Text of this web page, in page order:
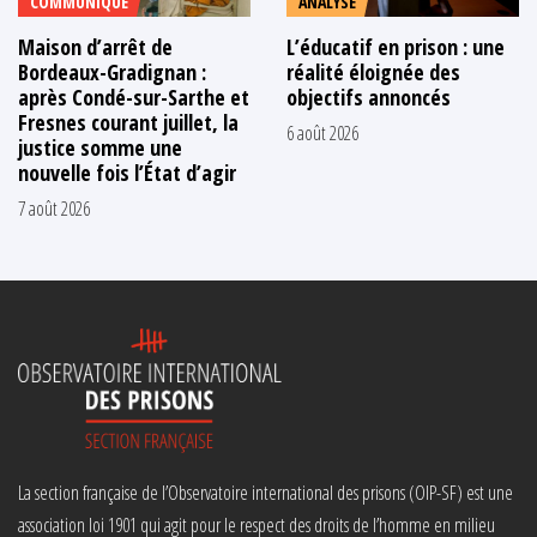
Maison d’arrêt de
Bordeaux-Gradignan :
après Condé-sur-Sarthe et
Fresnes courant juillet, la
justice somme une
nouvelle fois l’État d’agir
7 août 2026
L’éducatif en prison : une
réalité éloignée des
objectifs annoncés
6 août 2026
La section française de l’Observatoire international des prisons (OIP-SF) est une
association loi 1901 qui agit pour le respect des droits de l’homme en milieu